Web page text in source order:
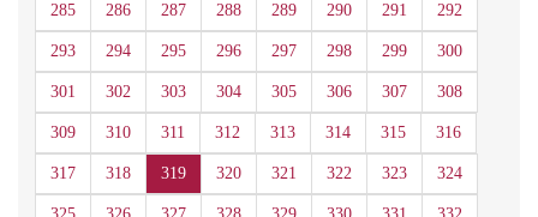
285 286 287 288 289 290 291 292
293 294 295 296 297 298 299 300
301 302 303 304 305 306 307 308
309 310 311 312 313 314 315 316
317 318 319 320 321 322 323 324